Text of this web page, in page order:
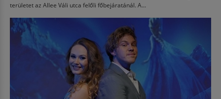
területet az Allee Váli utca felőli főbejáratánál. A...